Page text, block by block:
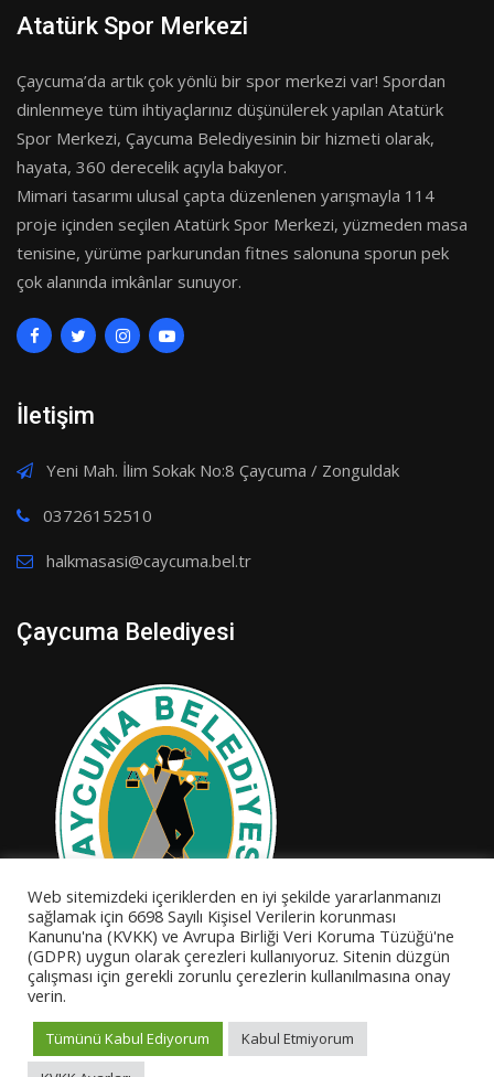
Atatürk Spor Merkezi
Çaycuma’da artık çok yönlü bir spor merkezi var! Spordan
dinlenmeye tüm ihtiyaçlarınız düşünülerek yapılan Atatürk
Spor Merkezi, Çaycuma Belediyesinin bir hizmeti olarak,
hayata, 360 derecelik açıyla bakıyor.
Mimari tasarımı ulusal çapta düzenlenen yarışmayla 114
proje içinden seçilen Atatürk Spor Merkezi, yüzmeden masa
tenisine, yürüme parkurundan fitnes salonuna sporun pek
çok alanında imkânlar sunuyor.
İletişim
Yeni Mah. İlim Sokak No:8 Çaycuma / Zonguldak
03726152510
halkmasasi@caycuma.bel.tr
Çaycuma Belediyesi
© Copyright Çaycuma Belediyesi - Atatürk Spor Merkezi.
Web sitemizdeki içeriklerden en iyi şekilde yararlanmanızı
sağlamak için 6698 Sayılı Kişisel Verilerin korunması
Kanunu'na (KVKK) ve Avrupa Birliği Veri Koruma Tüzüğü'ne
(GDPR) uygun olarak çerezleri kullanıyoruz. Sitenin düzgün
çalışması için gerekli zorunlu çerezlerin kullanılmasına onay
verin.
Tümünü Kabul Ediyorum
Kabul Etmiyorum